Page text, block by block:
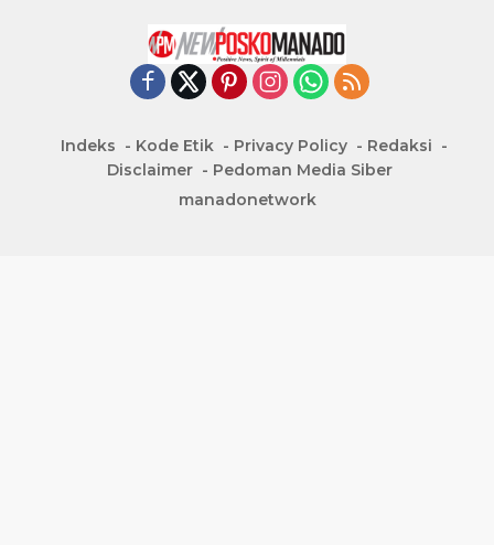
Indeks Kode Etik Privacy Policy
Redaksi
Disclaimer
Pedoman Media Siber
manadonetwork